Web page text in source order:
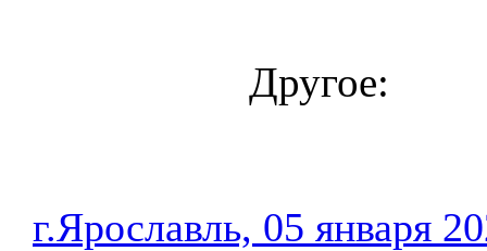
Другое:
г.Ярославль, 05 января